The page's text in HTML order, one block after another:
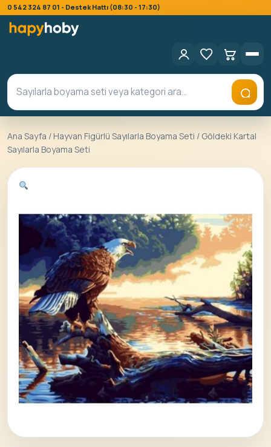
0 542 324 87 01 - Destek Hattı (08:30 - 17:30)
Ana Sayfa / Hayvan Figürlü Sayılarla Boyama Seti / Göldeki Kartal
Sayılarla Boyama Seti